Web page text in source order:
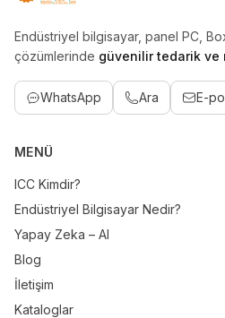
Endüstriyel bilgisayar, panel PC,
çözümlerinde güvenilir tedarik ve
WhatsApp Ara E-
MENÜ
ICC Kimdir?
Endüstriyel Bilgisayar Nedir?
Yapay Zeka – AI
Blog
İletişim
Kataloglar